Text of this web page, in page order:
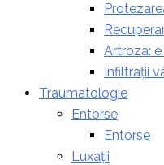
Artroza:
Infiltrații
Traumatologie
Entorse
Entorse
Luxații